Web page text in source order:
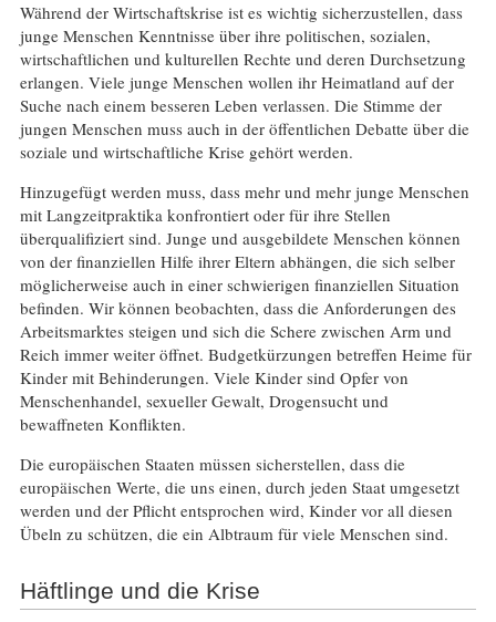
Während der Wirtschaftskrise ist es wichtig sicherzustellen, dass
junge Menschen Kenntnisse über ihre politischen, sozialen,
wirtschaftlichen und kulturellen Rechte und deren Durchsetzung
erlangen. Viele junge Menschen wollen ihr Heimatland auf der
Suche nach einem besseren Leben verlassen. Die Stimme der
jungen Menschen muss auch in der öffentlichen Debatte über die
soziale und wirtschaftliche Krise gehört werden.
Hinzugefügt werden muss, dass mehr und mehr junge Menschen
mit Langzeitpraktika konfrontiert oder für ihre Stellen
überqualifiziert sind. Junge und ausgebildete Menschen können
von der finanziellen Hilfe ihrer Eltern abhängen, die sich selber
möglicherweise auch in einer schwierigen finanziellen Situation
befinden. Wir können beobachten, dass die Anforderungen des
Arbeitsmarktes steigen und sich die Schere zwischen Arm und
Reich immer weiter öffnet. Budgetkürzungen betreffen Heime für
Kinder mit Behinderungen. Viele Kinder sind Opfer von
Menschenhandel, sexueller Gewalt, Drogensucht und
bewaffneten Konflikten.
Die europäischen Staaten müssen sicherstellen, dass die
europäischen Werte, die uns einen, durch jeden Staat umgesetzt
werden und der Pflicht entsprochen wird, Kinder vor all diesen
Übeln zu schützen, die ein Albtraum für viele Menschen sind.
Häftlinge und die Krise